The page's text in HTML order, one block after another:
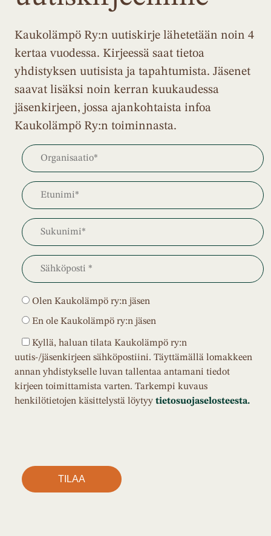
Kaukolämpö Ry:n uutiskirje lähetetään noin 4
kertaa vuodessa. Kirjeessä saat tietoa
yhdistyksen uutisista ja tapahtumista. Jäsenet
saavat lisäksi noin kerran kuukaudessa
jäsenkirjeen, jossa ajankohtaista infoa
Kaukolämpö Ry:n toiminnasta.
Olen Kaukolämpö ry:n jäsen
En ole Kaukolämpö ry:n jäsen
Kyllä, haluan tilata Kaukolämpö ry:n
uutis-/jäsenkirjeen sähköpostiini. Täyttämällä lomakkeen
annan yhdistykselle luvan tallentaa antamani tiedot
kirjeen toimittamista varten. Tarkempi kuvaus
henkilötietojen käsittelystä löytyy tietosuojaselosteesta.